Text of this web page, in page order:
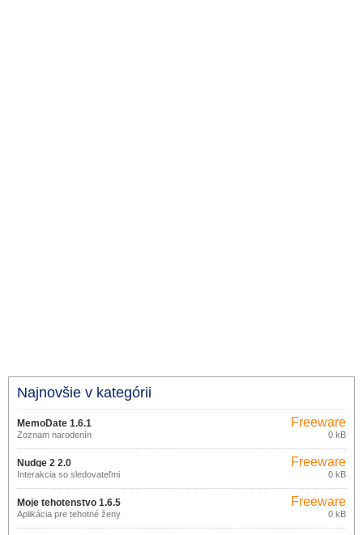
Najnovšie v kategórii
MemoDate 1.6.1
Zoznam narodenín
Freeware
0 kB
Nudge 2 2.0
Interakcia so sledovateľmi
Freeware
0 kB
Moje tehotenstvo 1.6.5
Aplikácia pre tehotné ženy
Freeware
0 kB